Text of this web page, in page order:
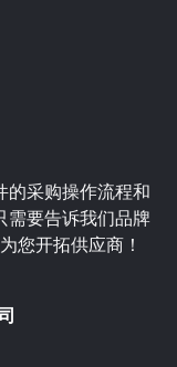
的采购操作流程和
需要告诉我们品牌
您开拓供应商！